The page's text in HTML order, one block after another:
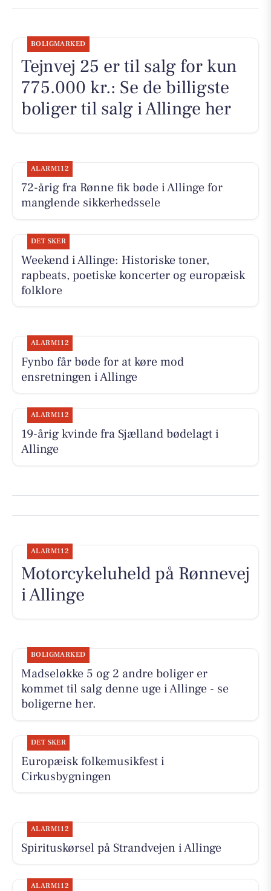
BOLIGMARKED
Tejnvej 25 er til salg for kun
775.000 kr.: Se de billigste
boliger til salg i Allinge her
ALARM112
72-årig fra Rønne fik bøde i Allinge for
manglende sikkerhedssele
DET SKER
Weekend i Allinge: Historiske toner,
rapbeats, poetiske koncerter og europæisk
folklore
ALARM112
Fynbo får bøde for at køre mod
ensretningen i Allinge
ALARM112
19-årig kvinde fra Sjælland bødelagt i
Allinge
ALARM112
Motorcykeluheld på Rønnevej
i Allinge
BOLIGMARKED
Madseløkke 5 og 2 andre boliger er
kommet til salg denne uge i Allinge - se
boligerne her.
DET SKER
Europæisk folkemusikfest i
Cirkusbygningen
ALARM112
Spirituskørsel på Strandvejen i Allinge
ALARM112